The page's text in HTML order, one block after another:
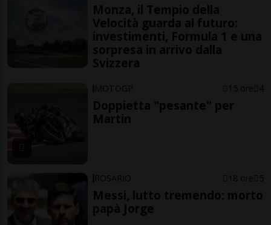
Monza, il Tempio della
Velocità guarda al futuro:
investimenti, Formula 1 e una
sorpresa in arrivo dalla
Svizzera
MOTOGP 15 ore 4
Doppietta "pesante" per
Martin
ROSARIO 18 ore 5
Messi, lutto tremendo: morto
papà Jorge